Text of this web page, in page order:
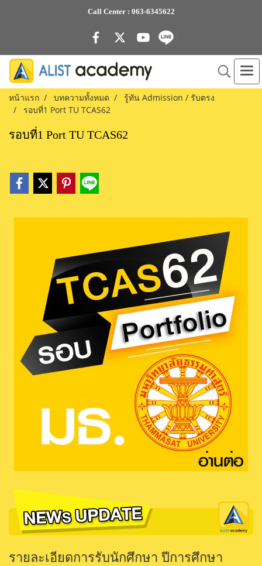
Call Center : 063-6345622
หน้าแรก บทความทั้งหมด
รู้ทัน Admission / รับตรง
รอบที่1 Port TU TCAS62
รอบที่1 Port TU TCAS62
รายละเอียดการรับนักศึกษา ปีการศึกษา